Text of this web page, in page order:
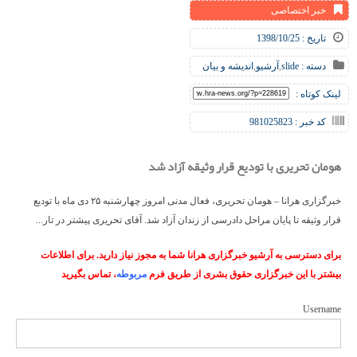
خبر اختصاصی
تاریخ : 1398/10/25
دسته : slide
,آرشیو,اندیشه و بیان
لینک کوتاه :
کد خبر : 981025823
هومان تحریری با تودیع قرار وثیقه آزاد شد
خبرگزاری هرانا – هومان تحریری، فعال مدنی امروز چهارشنبه ۲۵ دی ماه با تودیع
قرار وثیقه تا پایان مراحل دادرسی از زندان آزاد شد. آقای تحریری پیشتر در تار...
برای دسترسی به آرشیو خبرگزاری هرانا شما به مجوز نیاز دارید. برای اطلاعات
بیشتر با این خبرگزاری حقوق بشری از طریق فرم مربوطه، تماس بگیرید
Username